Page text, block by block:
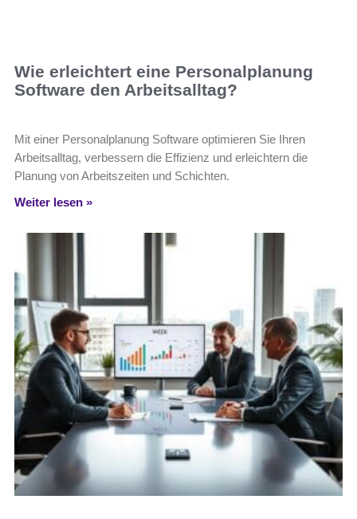
Wie erleichtert eine Personalplanung
Software den Arbeitsalltag?
Mit einer Personalplanung Software optimieren Sie Ihren
Arbeitsalltag, verbessern die Effizienz und erleichtern die
Planung von Arbeitszeiten und Schichten.
Weiter lesen »